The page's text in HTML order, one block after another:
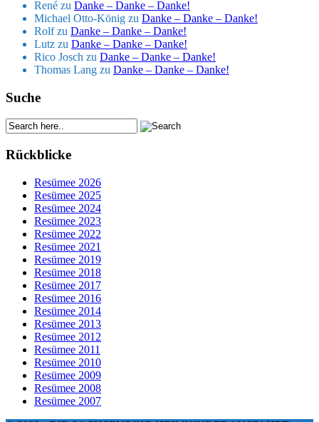
René zu Danke – Danke – Danke!
Michael Otto-König zu Danke – Danke – Danke!
Rolfzu Danke – Danke – Danke!
Lutz zu Danke – Danke – Danke!
Rico Josch zu Danke – Danke – Danke!
Thomas Lang zu Danke – Danke – Danke!
Suche
Rückblicke
Resümee 2026
Resümee 2025
Resümee 2024
Resümee 2023
Resümee 2022
Resümee 2021
Resümee 2019
Resümee 2018
Resümee 2017
Resümee 2016
Resümee 2014
Resümee 2013
Resümee 2012
Resümee 2011
Resümee 2010
Resümee 2009
Resümee 2008
Resümee 2007